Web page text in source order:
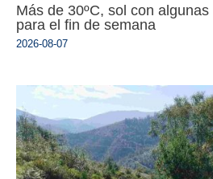
Más de 30ºC, sol con
para el fin de semana
2026-08-07